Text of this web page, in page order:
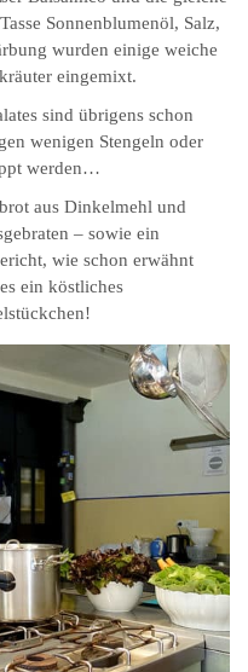
Sonnenblumenöl, Salz,
wurden einige weiche
eingemixt.
sind übrigens schon
wenigen Stengeln oder
werden…
aus Dinkelmehl und
– sowie ein
wie schon erwähnt
ein köstliches